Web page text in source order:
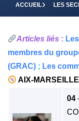
ACCUEIL LES
Articles liés :
membres du
(GRAC) ; Les
AIX-MARSEILLE
04